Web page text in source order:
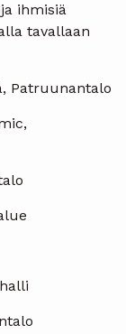
ihmisiä
tavallaan
Patruunantalo